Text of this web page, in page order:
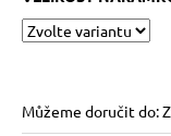
Můžeme doručit do: